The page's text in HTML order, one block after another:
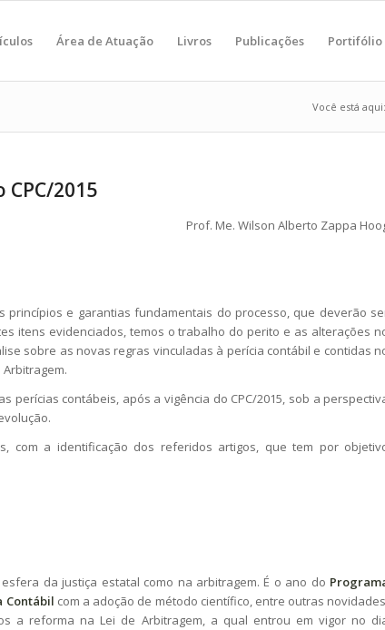
Área de Atuação Livros Publicações Portifólio
Você está aqui:
2015
Prof. Me. Wilson Alberto Zappa
princípios e garantias fundamentais do processo, que deverão
itens evidenciados, temos o trabalho do perito e as alterações
sobre as novas regras vinculadas à perícia contábil e contidas
Arbitragem.
contábeis, após a vigência do CPC/2015, sob a
a identificação dos referidos artigos, que tem por
da justiça estatal como na arbitragem. É o ano do
Contábil com a adoção de método científico, entre outras
a reforma na Lei de Arbitragem, a qual entrou em vigor no